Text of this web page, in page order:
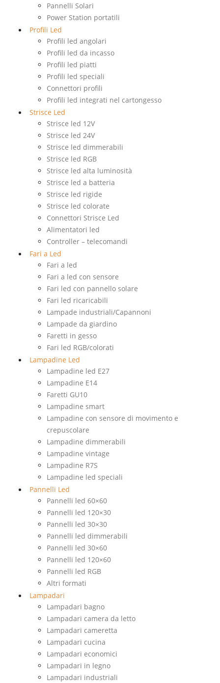
Pannelli Solari
Power Station portatili
Profili Led
Profili led angolari
Profili led da incasso
Profili led piatti
Profili led speciali
Connettori profili
Profili led integrati nel cartongesso
Strisce Led
Strisce led 12V
Strisce led 24V
Strisce led dimmerabili
Strisce led RGB
Strisce led alta luminosità
Strisce led a batteria
Strisce led rigide
Strisce led colorate
Connettori Strisce Led
Alimentatori led
Controller – telecomandi
Fari a Led
Fari a led
Fari a led con sensore
Fari led con pannello solare
Fari led ricaricabili
Lampade industriali/Capannoni
Lampade da giardino
Faretti in gesso
Fari led RGB/colorati
Lampadine Led
Lampadine led E27
Lampadine E14
Faretti GU10
Lampadine smart
Lampadine con sensore di movimento e
crepuscolare
Lampadine dimmerabili
Lampadine vintage
Lampadine R7S
Lampadine led speciali
Pannelli Led
Pannelli led 60×60
Pannelli led 120×30
Pannelli led 30×30
Pannelli led dimmerabili
Pannelli led 30×60
Pannelli led 120×60
Pannelli led RGB
Altri formati
Lampadari
Lampadari bagno
Lampadari camera da letto
Lampadari cameretta
Lampadari cucina
Lampadari economici
Lampadari in legno
Lampadari industriali